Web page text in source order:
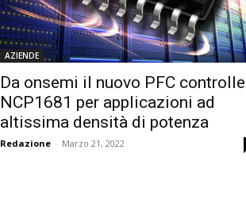
AZIENDE
Da onsemi il nuovo PFC
NCP1681 per applicazioni ad
altissima densità di potenza
Redazione - Marzo 21, 2022